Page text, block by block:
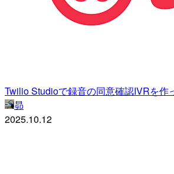
Twilio Studioで録音の同意確認IVRを作
昴
2025.10.12